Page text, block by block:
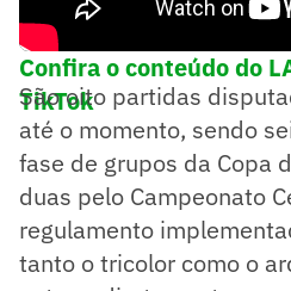
Confira o conteúdo do
TikTok
São oito partidas
até o momento, sendo
fase de grupos da Copa
duas pelo Campeonato
regulamento
tanto o tricolor como o